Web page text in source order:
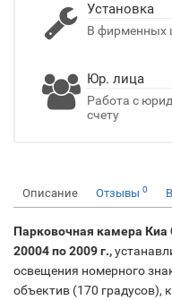
Установка
В фирменных
Юр. лица
Работа с
счету
Описание Отзывы 0
Парковочная камера
20004 по 2009 г.,
освещения номерного
объектив (170 градусов),